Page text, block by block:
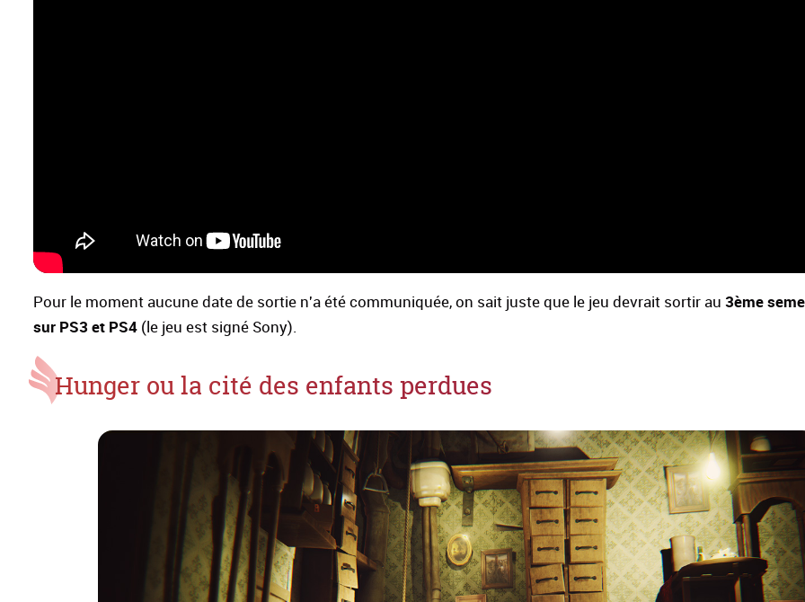
Pour le moment aucune date de sortie n'a été communiquée, on sait juste que le jeu devrait sortir au 3ème
sur PS3 et PS4 (le jeu est signé Sony).
Hunger ou la cité des enfants perdues